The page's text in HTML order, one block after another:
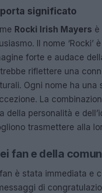
significato
Rocki Irish Mayers è
Il nome ‘Rocki’
forte e audace
riflettere una
Ogni nome ha una
La
della personalità e
trasmettere alla
fan e della
è stata immediata e
di